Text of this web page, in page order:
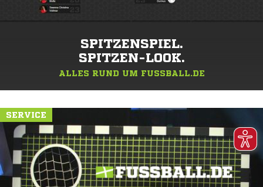
SPITZENSPIEL.
SPITZEN-LOOK.
ALLES RUND UM FUSSBALL.DE
SERVICE